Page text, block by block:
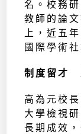
名。校務
教師的論
上，近五
國際學術
制度留才
高為元校
大學檢視
長期成效